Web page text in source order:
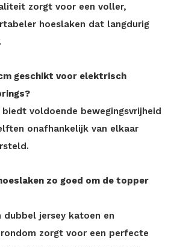
zorgt voor een voller,
hoeslaken dat langdurig
geschikt voor elektrisch
voldoende bewegingsvrijheid
onafhankelijk van elkaar
zo goed om de topper
dubbel jersey katoen en
zorgt voor een perfecte